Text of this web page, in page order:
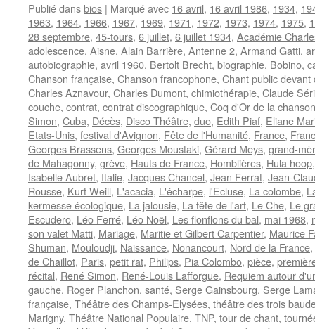
Publié dansbios | Marqué avec 16 avril, 16 avril 1986, 1934,
1963, 1964, 1966, 1967, 1969, 1971, 1972, 1973, 1974, 1975,
28 septembre, 45-tours, 6 juillet, 6 juillet 1934, Académie
adolescence, Aisne, Alain Barrière, Antenne 2, Armand Gatti,
autobiographie, avril 1960, Bertolt Brecht, biographie, Bobino,
Chanson française, Chanson francophone, Chant public
Charles Aznavour, Charles Dumont, chimiothérapie, Claude
couche, contrat, contrat discographique, Coq d'Or de la
Simon, Cuba, Décès, Disco Théâtre, duo, Edith Piaf, Eliane
Etats-Unis, festival d'Avignon, Fête de l'Humanité, France,
Georges Brassens, Georges Moustaki, Gérard Meys, grand-
de Mahagonny, grève, Hauts de France, Homblières, Hula hoop
Isabelle Aubret, Italie, Jacques Chancel, Jean Ferrat, Jean-
Rousse, Kurt Weill, L'acacia, L'écharpe, l'Ecluse, La colombe,
kermesse écologique, La jalousie, La tête de l'art, Le Che, Le
Escudero, Léo Ferré, Léo Noël, Les flonflons du bal, mai 1968,
son valet Matti, Mariage, Maritie et Gilbert Carpentier, Maurice
Shuman, Mouloudji, Naissance, Nonancourt, Nord de la France,
de Chaillot, Paris, petit rat, Philips, Pia Colombo, pièce,
récital, René Simon, René-Louis Lafforgue, Requiem autour
gauche, Roger Planchon, santé, Serge Gainsbourg, Serge
française, Théâtre des Champs-Elysées, théâtre des trois
Marigny, Théâtre National Populaire, TNP, tour de chant,